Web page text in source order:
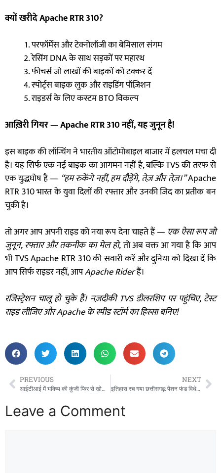
क्यों खरीदेApache RTR 310?
परफॉर्मेंस और टेक्नोलॉजी का बेमिसाल संगम
रेसिंग DNA के साथ सड़कों पर महारथ
फीचर्स जो लाखों की बाइकों को टक्कर दें
स्पोर्ट्स बाइक लुक और राइडिंग पॉज़िशन
राइडर्स के लिए कस्टम BTO विकल्प
आख़िरी गियर— Apache RTR 310नहीं,यह जुनून है!
इस बाइक की लॉन्चिंग ने भारतीय ऑटोमोबाइल बाजार में हलचल मचा दी
है। यह सिर्फ एक नई बाइक का आगमन नहीं है, बल्कि TVS की तरफ से
एक युद्धघोष है — “हम रुकेंगे नहीं,हम दौड़ेंगे,तेज़ और तेज़।”Apache
RTR 310 भारत के युवा दिलों की रफ्तार और उनकी जिद का प्रतीक बन
चुकी है।
तो अगर आप अपनी राइड को नया रूप देना चाहते हैं — एक ऐसा रूप जो
जुनून, रफ्तार और तकनीक का मेल हो,तो अब वक्त आ गया है कि आप
भी TVS Apache RTR 310 की सवारी करें और दुनिया को दिखा दें कि
आप सिर्फ राइडर नहीं, आपApache Riderहैं।
रजिस्ट्रेशन चालू हो चुके हैं। नज़दीकीTVSडीलरशिप पर पहुंचिए, टेस्ट
राइड लीजिए औरApacheके स्पीड स्टॉर्म का हिस्सा बनिए!
PREVIOUS
आईटीआई में भविष्य की कुंजी फिर से खोली गई,
NEXT
इतिहास रच गया छत्तीसगढ़: पेंशन फंड विधेयक 2025 को विधानसभा की मुहर,
Leave a Comment